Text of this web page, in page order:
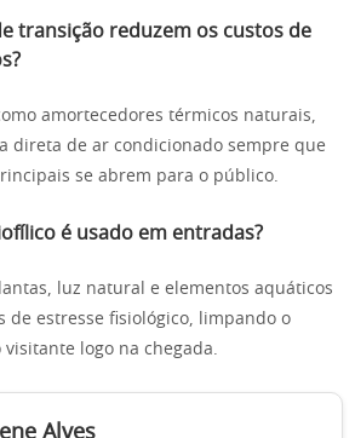
transição reduzem os custos de
amortecedores térmicos naturais,
direta de ar condicionado sempre que
se abrem para o público.
é usado em entradas?
luz natural e elementos aquáticos
de estresse fisiológico, limpando o
logo na chegada.
Alves